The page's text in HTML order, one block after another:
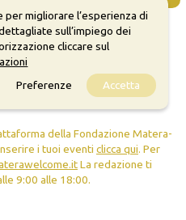
CC-BY-SA che permette di
derivate dall'originale, anche a
venga riconosciuta la paternità
su di esso, devi distribuire i
materiale originario.
della Fondazione Matera-
i tuoi eventi clicca qui. Per
La redazione ti
9:00 alle 18:00.
per migliorare l’esperienza di
sull’impiego dei
cliccare sul
Preferenze
Accetta